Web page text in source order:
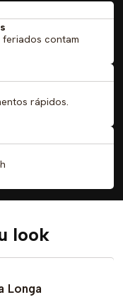
feriados contam
rápidos.
look
Longa